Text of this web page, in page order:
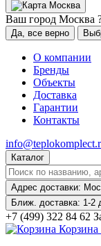
Москва
Ваш город Москва
Да, все верно
О компании
Бренды
Объекты
Доставка
Гарантии
Контакты
Каталог
Адрес доставки:
Ближ. доставка: 1-2
+7 (499) 322 84 62
Корзина